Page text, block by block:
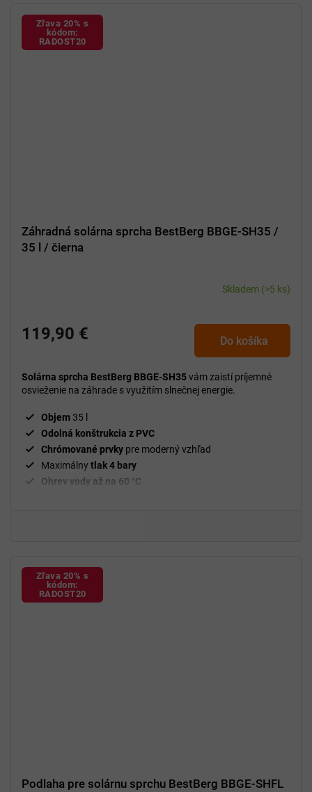
Zľava 20% s
kódom:
RADOST20
Záhradná solárna sprcha BestBerg BBGE-SH35 /
35 l / čierna
Skladem (>5 ks)
119,90 € Do košíka
Solárna sprcha BestBerg BBGE-SH35vám zaistí príjemné
osvieženie na záhrade s využitím slnečnej energie.
Objem 35 l
Odolná konštrukcia z PVC
Chrómované prvky pre moderný vzhľad
Maximálnytlak 4 bary
Ohrev vody až na 60 °C
Zľava 20% s
kódom:
RADOST20
Podlaha pre solárnu sprchu BestBerg BBGE-SHFL